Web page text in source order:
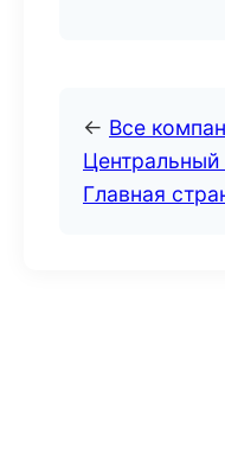
← Все
Главная